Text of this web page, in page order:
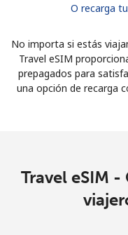
O recarga
No importa si estás
Travel eSIM
prepagados para
una opción de recarga
Travel eSIM